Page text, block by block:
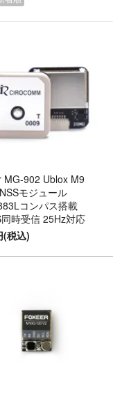
MG-902 Ublox M9
モジュール
コンパス搭載
時受信 25Hz対応
(税込)